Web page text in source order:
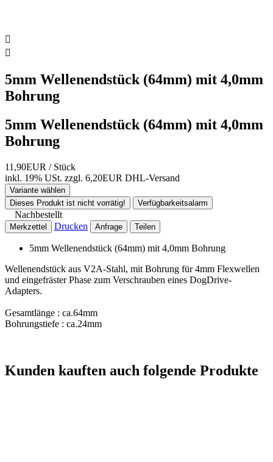


5mm Wellenendstück (64mm) mit 4,0mm
Bohrung
5mm Wellenendstück (64mm) mit 4,0mm
Bohrung
11,90EUR / Stück
inkl. 19% USt. zzgl. 6,20EUR DHL-Versand
Variante wählen
Dieses Produkt ist nicht vorrätig!
Verfügbarkeitsalarm
Nachbestellt
Merkzettel Drucken Anfrage Teilen
5mm Wellenendstück (64mm) mit 4,0mm Bohrung
Wellenendstück aus V2A-Stahl, mit Bohrung für 4mm Flexwellen
und eingefräster Phase zum Verschrauben eines DogDrive-
Adapters.
Gesamtlänge : ca.64mm
Bohrungstiefe : ca.24mm
Kunden kauften auch folgende Produkte